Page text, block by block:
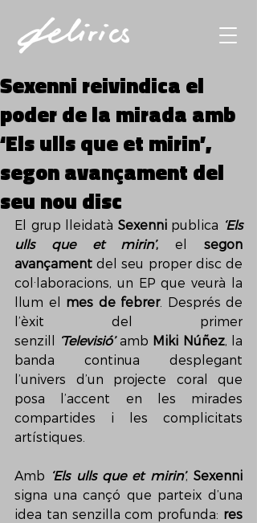
Sexenni reivindica el
poder de la mirada amb
‘Els ulls que et mirin’,
segon avançament del
seu nou disc
El grup lleidatà Sexenni publica ‘Els
ulls que et mirin’, el segon
avançament del seu proper disc de
col·laboracions, un EP que veurà la
llum el mes de febrer. Després de
l’èxit del primer
senzill
‘Televisió’ amb Miki Núñez, la
banda continua desplegant
l’univers d’un projecte coral que
posa l’accent en les mirades
compartides i les complicitats
artístiques.
Amb ‘Els ulls que et mirin’,
signa una cançó que parteix d’una
idea tan senzilla com profunda: res